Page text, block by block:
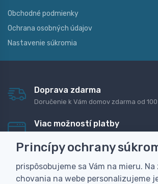
Obchodné podmienky
Ochrana osobných údajov
Nastavenie súkromia
Doprava zdarma
Doručenie k Vám domov zdarma od 100
Viac možností platby
dobierku
Personalizácia
Vyrobíme Vám vlastný originálny
Princípy ochrany
prispôsobujeme sa Vám na mieru. Na
chovania na webe personalizujeme